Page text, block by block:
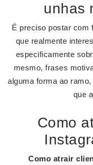
unhas
É preciso postar com
que realmente
especificamente
mesmo, frases
alguma forma ao
que
Como
Como atrair